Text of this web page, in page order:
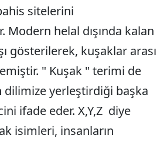
sitelerini
Modern helal dışında kalan
gösterilerek, kuşaklar arası
" Kuşak " terimi de
yerleştirdiği başka
ifade eder. X,Y,Z diye
isimleri, insanların